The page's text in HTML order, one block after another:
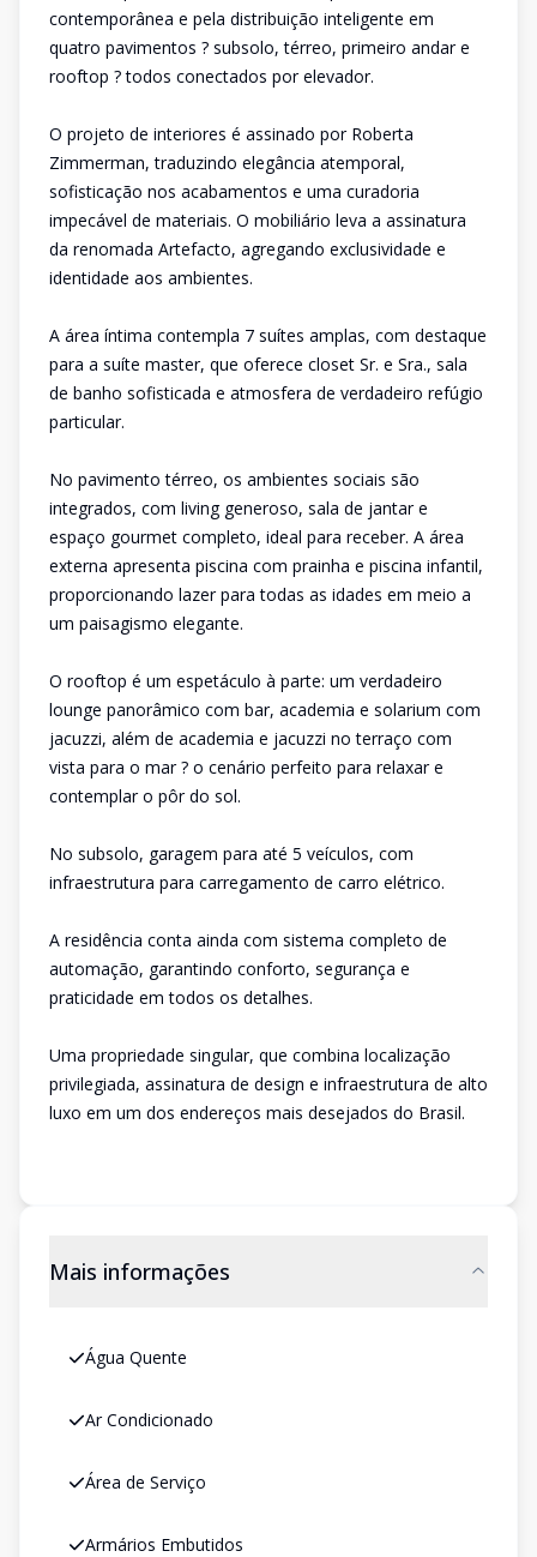
contemporânea e pela distribuição inteligente em
quatro pavimentos ? subsolo, térreo, primeiro andar e
rooftop ? todos conectados por elevador.
O projeto de interiores é assinado por Roberta
Zimmerman, traduzindo elegância atemporal,
sofisticação nos acabamentos e uma curadoria
impecável de materiais. O mobiliário leva a assinatura
da renomada Artefacto, agregando exclusividade e
identidade aos ambientes.
A área íntima contempla 7 suítes amplas, com destaque
para a suíte master, que oferece closet Sr. e Sra., sala
de banho sofisticada e atmosfera de verdadeiro refúgio
particular.
No pavimento térreo, os ambientes sociais são
integrados, com living generoso, sala de jantar e
espaço gourmet completo, ideal para receber. A área
externa apresenta piscina com prainha e piscina infantil,
proporcionando lazer para todas as idades em meio a
um paisagismo elegante.
O rooftop é um espetáculo à parte: um verdadeiro
lounge panorâmico com bar, academia e solarium com
jacuzzi, além de academia e jacuzzi no terraço com
vista para o mar ? o cenário perfeito para relaxar e
contemplar o pôr do sol.
No subsolo, garagem para até 5 veículos, com
infraestrutura para carregamento de carro elétrico.
A residência conta ainda com sistema completo de
automação, garantindo conforto, segurança e
praticidade em todos os detalhes.
Uma propriedade singular, que combina localização
privilegiada, assinatura de design e infraestrutura de alto
luxo em um dos endereços mais desejados do Brasil.
Mais informações
Água Quente
Ar Condicionado
Área de Serviço
Armários Embutidos